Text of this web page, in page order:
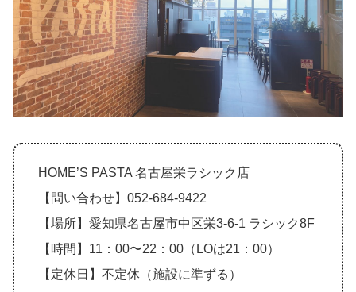
HOME’S PASTA 名古屋栄ラシック店
【問い合わせ】052-684-9422
【場所】愛知県名古屋市中区栄3-6-1 ラシック8F
【時間】11：00〜22：00（LOは21：00）
【定休日】不定休（施設に準ずる）